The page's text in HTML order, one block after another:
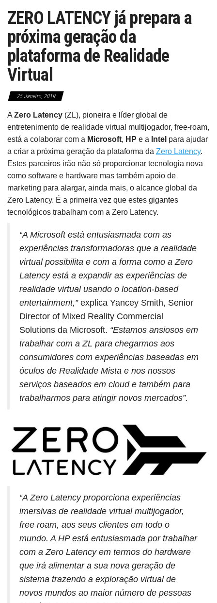
ZERO LATENCY já prepara a
próxima geração da
plataforma de Realidade
Virtual
25 Janeiro, 2019
AZero Latency (ZL), pioneira e líder global de
entretenimento de realidade virtual multijogador, free-roam,
está a colaborar com a Microsoft, HP e a Intel para ajudar
a criar a próxima geração da plataforma da Zero Latency.
Estes parceiros irão não só proporcionar tecnologia nova
como software e hardware mas também apoio de
marketing para alargar, ainda mais, o alcance global da
Zero Latency. É a primeira vez que estes gigantes
tecnológicos trabalham com a Zero Latency.
“A Microsoft está entusiasmada com as
experiências transformadoras que a realidade
virtual possibilita e com a forma como a Zero
Latency está a expandir as experiências de
realidade virtual usando o location-based
entertainment,”explica Yancey Smith, Senior
Director of Mixed Reality Commercial
Solutions da Microsoft. “Estamos ansiosos em
trabalhar com a ZL para chegarmos aos
consumidores com experiências baseadas em
óculos de Realidade Mista e nos nossos
serviços baseados em cloud e também para
trabalharmos para atingir novos mercados”.
“A Zero Latency proporciona experiências
imersivas de realidade virtual multijogador,
free roam, aos seus clientes em todo o
mundo. A HP está entusiasmada por trabalhar
com a Zero Latency em termos do hardware
que irá alimentar a sua nova geração de
sistema trazendo a exploração virtual de
novos mundos ao maior número de pessoas